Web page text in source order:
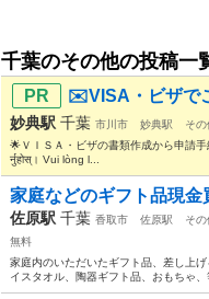
千葉のその他の投稿一
✉️VISA・ビザで
妙典駅 千葉 市川市 妙典駅
その
🌟ＶＩＳＡ・ビザの書類作成から申請手
र्नुहोस्। Vui lòng l...
家庭などのギフト品現金
佐原駅 千葉 香取市 佐原駅
その
無料
家庭内のいただいたギフト品、差し上
イスタオル、陶器ギフト品、おもちゃ